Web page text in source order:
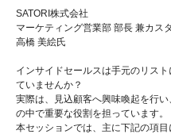
SATORI株式会社
マーケティング営業部 部長 兼カス
高橋 美絵氏
インサイドセールスは手元のリス
ていませんか？
実際は、見込顧客へ興味喚起を行
の中で重要な役割を担っています。
本セッションでは、主に下記の項